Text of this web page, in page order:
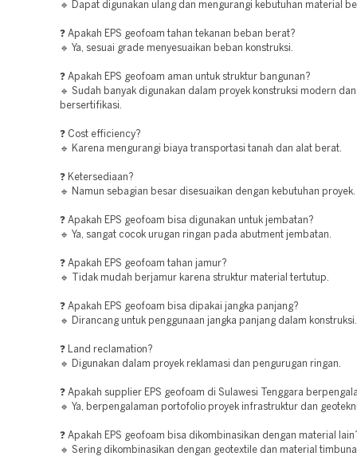
🔹 Dapat digunakan ulang dan mengurangi kebutuhan material
❓ Apakah EPS geofoam tahan tekanan beban berat?
🔹 Ya, sesuai grade menyesuaikan beban konstruksi.
❓ Apakah EPS geofoam aman untuk struktur bangunan?
🔹 Sudah banyak digunakan dalam proyek konstruksi modern dan
bersertifikasi.
❓ Cost efficiency?
🔹 Karena mengurangi biaya transportasi tanah dan alat berat.
❓ Ketersediaan?
🔹 Namun sebagian besar disesuaikan dengan kebutuhan proyek.
❓ Apakah EPS geofoam bisa digunakan untuk jembatan?
🔹 Ya, sangat cocok urugan ringan pada abutment jembatan.
❓ Apakah EPS geofoam tahan jamur?
🔹 Tidak mudah berjamur karena struktur material tertutup.
❓ Apakah EPS geofoam bisa dipakai jangka panjang?
🔹 Dirancang untuk penggunaan jangka panjang dalam konstruksi.
❓ Land reclamation?
🔹 Digunakan dalam proyek reklamasi dan pengurugan ringan.
❓ Apakah supplier EPS geofoam di Sulawesi Tenggara
🔹 Ya, berpengalaman portofolio proyek infrastruktur dan
❓ Apakah EPS geofoam bisa dikombinasikan dengan material
🔹 Sering dikombinasikan dengan geotextile dan material